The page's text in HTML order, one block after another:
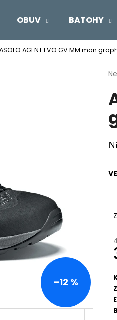
OBUV BATOHY
ASOLO AGENT EVO GV MM man
je
z
5
–12 %
Co potřebujete